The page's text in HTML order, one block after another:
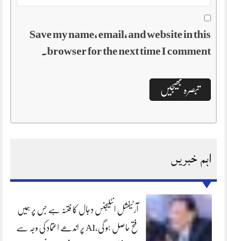
Save my name, email, and website in this
browser for the next time I comment.
اہم خبریں
آرٹیفشل انٹلیجنس دجال کا فتنہ ہے جس پر ہمیں
فتح حاصل ہو گی،AI پر اندھے اعتماد کی وجہ سے